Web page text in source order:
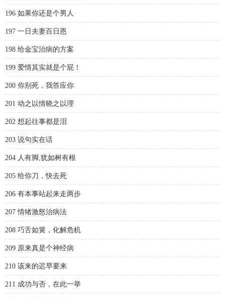
196 如果你还是个男人
197 一日夫妻百日恩
198 给金宝治病的方案
199 爱情其实就是个屁！
200 你别死，我答应你
201 动之以情晓之以理
202 想起往事都是泪
203 说句实在话
204 人有脚,犹如树有根
205 给你刀，快去死
206 有本事站起来走两步
207 情绪激怒治病法
208 巧舌如簧，化解危机
209 原来真是个神经病
210 该来的迟早要来
211 成功与否，在此一举